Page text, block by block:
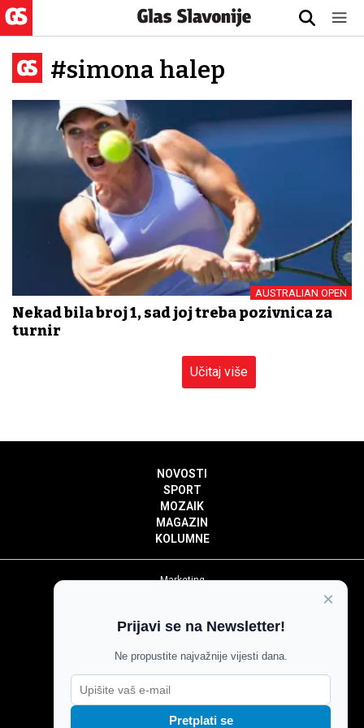
#simona halep
AUSTRALIAN OPEN
Nekad bila broj 1, sad joj treba pozivnica za
turnir
Učitaj više
NOVOSTI
SPORT
MOZAIK
MAGAZIN
KOLUMNE
Marketing
Impressum
Pravila komentiranja
Agroglas
×
Prijavi se na Newsletter!
Ne propustite najvažnije vijesti dana.
Pretplati se